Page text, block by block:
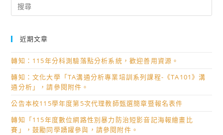
for:
近期文章
轉知：115年分科測驗落點分析系統，歡迎善用資源。
轉知：文化大學「TA溝通分析專業培訓系列課程-《TA101》溝
通分析」，請參閱附件。
公告本校115學年度第5次代理教師甄選簡章暨報名表件
轉知「115年度數位網路性別暴力防治短影音記海報繪畫比
賽」，鼓勵同學踴躍參與，請參閱附件。